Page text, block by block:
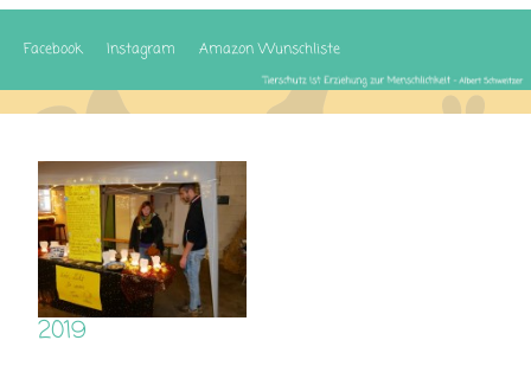
Facebook Instagram Amazon Wunschliste
2019